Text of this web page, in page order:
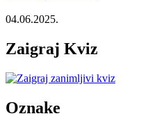
04.06.2025.
Zaigraj Kviz
Oznake